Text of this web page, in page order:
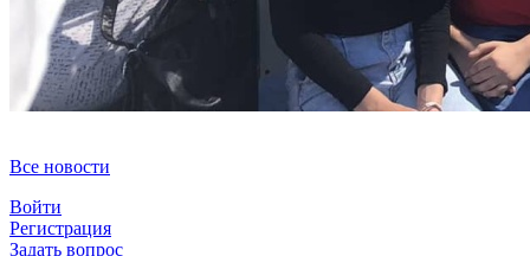
Все новости
Войти
Регистрация
Задать вопрос